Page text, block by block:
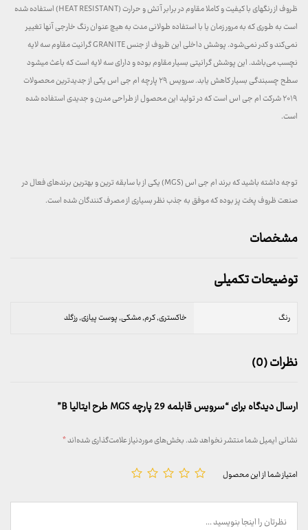
ظروف از رنگهای با کیفیت و کاملا مقاوم در برابر آتش و حرارت (HEAT RESISTANT) استفاده شده
است به طوری که به مرور زمان یا با استفاده طولانی مدت به هیچ عنوان رنگ خارجی آنها تغییر
نمی‌کند و کدر نمی‌شود. پوشش داخلی این ظروف از جنس GRANITE گرانیت مقاوم سه لایه
نچسب می‌باشد. این پوشش گرانیتی بسیار مقاوم بوده و دارای سه لایه است که باعث میشود
سطح چسبندگی بسیار کاهش یابد. سرویس ۲۹ پارچه ام جی اس یکی از جدیدترین محصولات
۲۰۱۹ شرکت ام جی اس است که در تولید این محصول از طراحی مدرن و جدیدی استفاده شده
است.
توجه داشته باشید که برند ام جی اس (MGS) یکی از با سابقه ترین و بهترین برندهای فعال در
صنعت ظروف پخت پز بوده که موفق به جذب نظر بسیاری از مصرف کنندگان شده است.
مشخصات
توضیحات تکمیلی
رنگ خاکستری, کرم, مشکی, پوست پیازی, رزگلد
نظرات (0)
ارسال دیدگاه برای “سرویس قابلمه 29 پارچه MGS طرح ایتالیا B”
نشانی ایمیل شما منتشر نخواهد شد.بخش‌های موردنیاز علامت‌گذاری شده‌اند*
امتیاز شما از این محصول